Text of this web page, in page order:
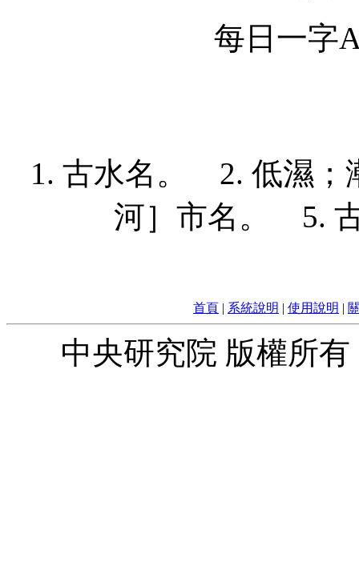
每日一字
1. 古水名。 2. 低濕
河］市名。 5.
首頁 | 系統說明 | 使用說明 |
中央研究院 版權所有